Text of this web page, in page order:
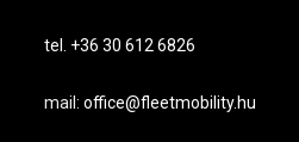
tel. +36 30 612 6826
mail:office@fleetmobility.hu